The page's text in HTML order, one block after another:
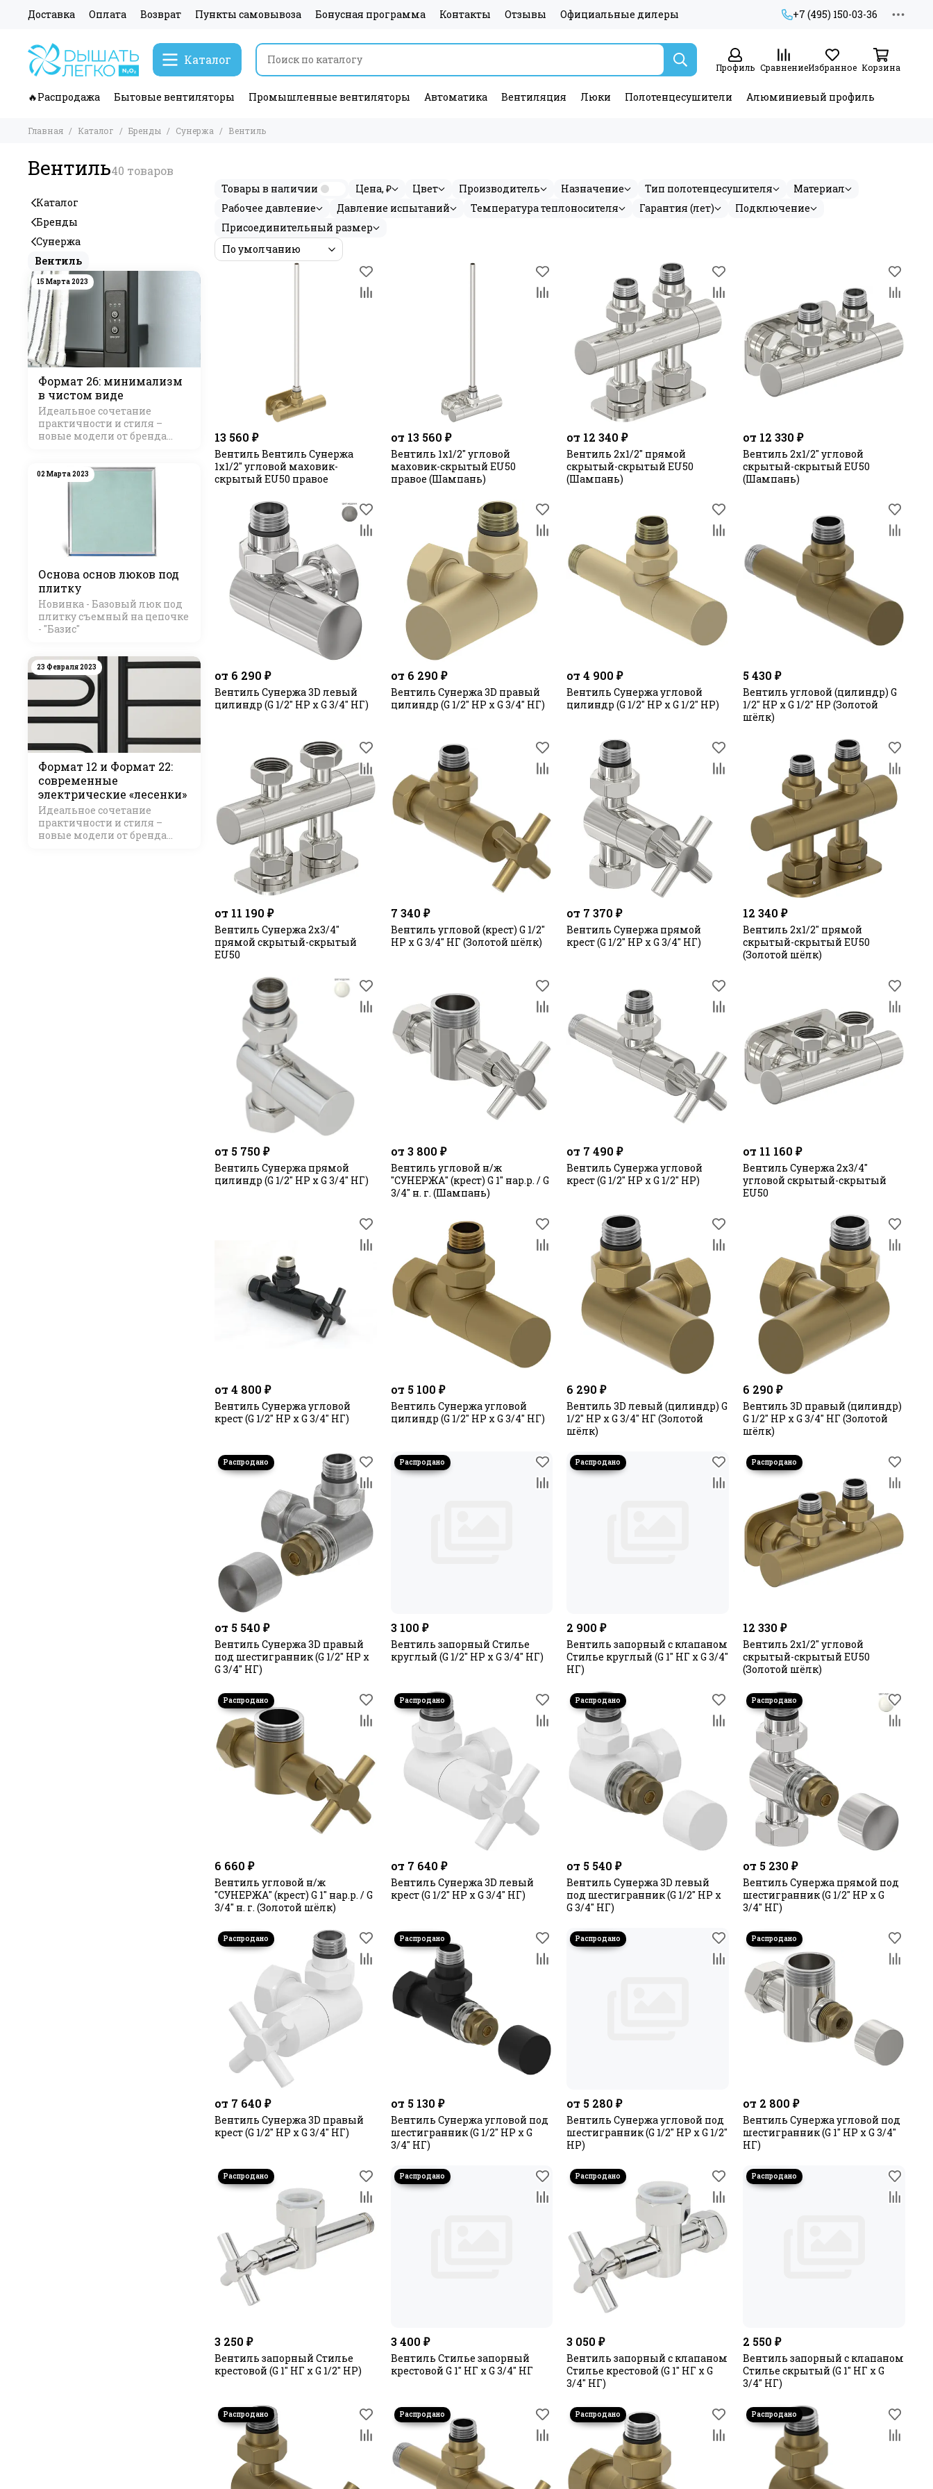
Доставка Оплата Возврат Пункты самовывоза Бонусная программа Контакты Отзывы Официальные дилеры +7 (495) 150-03-36
Каталог
Профиль СравнениеИзбранное Корзина
🔥Распродажа Бытовые вентиляторы Промышленные вентиляторы Автоматика Вентиляция Люки Полотенцесушители Алюминиевый профиль
Главная Каталог Бренды Сунержа Вентиль
Вентиль
Товары в наличии Цена, ₽ Цвет Производитель Назначение Тип полотенцесушителя
Материал
Рабочее давление
Давление испытаний Температура теплоносителя Гарантия (лет)
Подключение
Присоединительный размер
13 560 ₽
Вентиль Вентиль Сунержа
1х1/2" угловой маховик-
скрытый EU50 правое
от 13 560 ₽
Вентиль 1х1/2" угловой
маховик-скрытый EU50
правое (Шампань)
от 12 340 ₽
Вентиль 2х1/2" прямой
скрытый-скрытый EU50
(Шампань)
от 12 330 ₽
Вентиль 2х1/2" угловой
скрытый-скрытый EU50
(Шампань)
от 6 290 ₽
Вентиль Сунержа 3D левый
цилиндр (G 1/2" НР х G 3/4" НГ)
от 6 290 ₽
Вентиль Сунержа 3D правый
цилиндр (G 1/2" НР х G 3/4" НГ)
от 4 900 ₽
Вентиль Сунержа угловой
цилиндр (G 1/2" НР х G 1/2" НР)
5 430 ₽
Вентиль угловой (цилиндр) G
1/2" НР х G 1/2" НР (Золотой
шёлк)
от 11 190 ₽
Вентиль Сунержа 2х3/4"
прямой скрытый-скрытый
EU50
7 340 ₽
Вентиль угловой (крест) G 1/2"
НР х G 3/4" НГ (Золотой шёлк)
от 7 370 ₽
Вентиль Сунержа прямой
крест (G 1/2" НР х G 3/4" НГ)
12 340 ₽
Вентиль 2х1/2" прямой
скрытый-скрытый EU50
(Золотой шёлк)
от 5 750 ₽
Вентиль Сунержа прямой
цилиндр (G 1/2" НР х G 3/4" НГ)
от 3 800 ₽
Вентиль угловой н/ж
"СУНЕРЖА" (крест) G 1" нар.р. / G
3/4" н. г. (Шампань)
от 7 490 ₽
Вентиль Сунержа угловой
крест (G 1/2" НР х G 1/2" НР)
от 11 160 ₽
Вентиль Сунержа 2х3/4"
угловой скрытый-скрытый
EU50
от 4 800 ₽
Вентиль Сунержа угловой
крест (G 1/2" НР х G 3/4" НГ)
от 5 100 ₽
Вентиль Сунержа угловой
цилиндр (G 1/2" НР х G 3/4" НГ)
6 290 ₽
Вентиль 3D левый (цилиндр) G
1/2" НР х G 3/4" НГ (Золотой
шёлк)
6 290 ₽
Вентиль 3D правый (цилиндр)
G 1/2" НР х G 3/4" НГ (Золотой
шёлк)
от 5 540 ₽
Вентиль Сунержа 3D правый
под шестигранник (G 1/2" НР х
G 3/4" НГ)
3 100 ₽
Вентиль запорный Стилье
круглый (G 1/2" НР х G 3/4" НГ)
2 900 ₽
Вентиль запорный с клапаном
Стилье круглый (G 1" НГ х G 3/4"
НГ)
12 330 ₽
Вентиль 2х1/2" угловой
скрытый-скрытый EU50
(Золотой шёлк)
6 660 ₽
Вентиль угловой н/ж
"СУНЕРЖА" (крест) G 1" нар.р. / G
3/4" н. г. (Золотой шёлк)
от 7 640 ₽
Вентиль Сунержа 3D левый
крест (G 1/2" НР х G 3/4" НГ)
от 5 540 ₽
Вентиль Сунержа 3D левый
под шестигранник (G 1/2" НР х
G 3/4" НГ)
от 5 230 ₽
Вентиль Сунержа прямой под
шестигранник (G 1/2" НР х G
3/4" НГ)
от 7 640 ₽
Вентиль Сунержа 3D правый
крест (G 1/2" НР х G 3/4" НГ)
от 5 130 ₽
Вентиль Сунержа угловой под
шестигранник (G 1/2" НР х G
3/4" НГ)
от 5 280 ₽
Вентиль Сунержа угловой под
шестигранник (G 1/2" НР х G 1/2"
НР)
от 2 800 ₽
Вентиль Сунержа угловой под
шестигранник (G 1" НР х G 3/4"
НГ)
3 250 ₽
Вентиль запорный Стилье
крестовой (G 1" НГ х G 1/2" НР)
3 400 ₽
Вентиль Стилье запорный
крестовой G 1" НГ х G 3/4" НГ
3 050 ₽
Вентиль запорный с клапаном
Стилье крестовой (G 1" НГ х G
3/4" НГ)
2 550 ₽
Вентиль запорный с клапаном
Стилье скрытый (G 1" НГ х G
3/4" НГ)
Каталог
Бренды
Сунержа
Вентиль
15 Марта 2023
Формат 26: минимализм
в чистом виде
Идеальное сочетание
практичности и стиля –
новые модели от бренда
02 Марта 2023
Основа основ люков под
плитку
Новинка - Базовый люк под
плитку съемный на цепочке
- "Базис"
23 Февраля 2023
Формат 12 и Формат 22:
современные
электрические «лесенки»
Идеальное сочетание
практичности и стиля –
новые модели от бренда